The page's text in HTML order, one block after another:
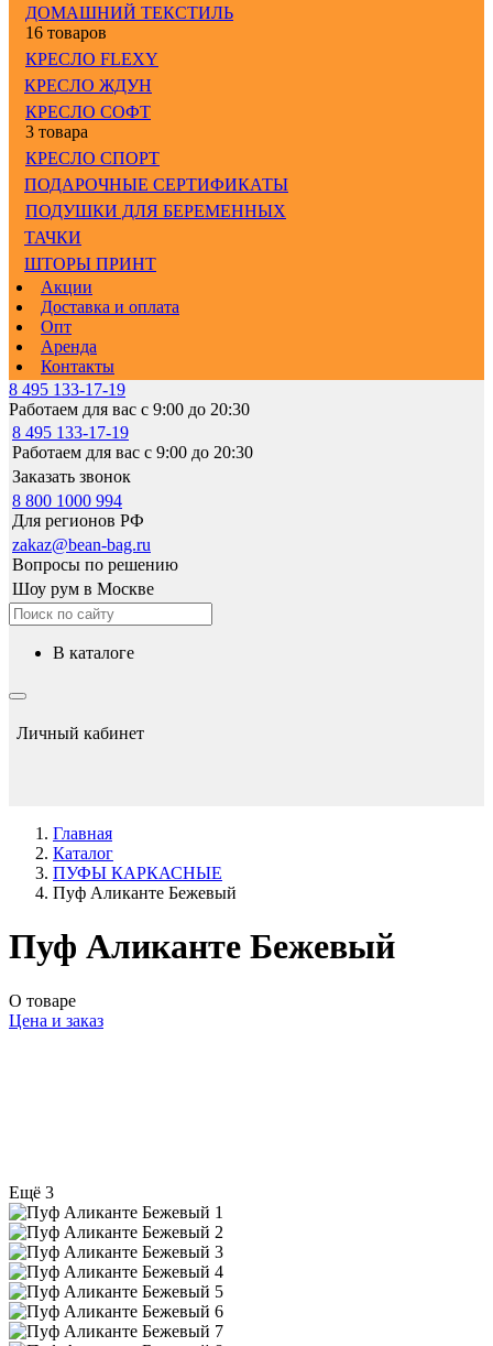
ДОМАШНИЙ ТЕКСТИЛЬ
16 товаров
КРЕСЛО FLEXY
КРЕСЛО ЖДУН
КРЕСЛО СОФТ
3 товара
КРЕСЛО СПОРТ
ПОДАРОЧНЫЕ СЕРТИФИКАТЫ
ПОДУШКИ ДЛЯ БЕРЕМЕННЫХ
ТАЧКИ
ШТОРЫ ПРИНТ
Акции
Доставка и оплата
Опт
Аренда
Контакты
8 495 133-17-19
Работаем для вас с 9:00 до 20:30
8 495 133-17-19
Работаем для вас с 9:00 до 20:30
Заказать звонок
8 800 1000 994
Для регионов РФ
zakaz@bean-bag.ru
Вопросы по решению
Шоу рум в Москве
в каталоге
Личный кабинет
Главная
Каталог
ПУФЫ КАРКАСНЫЕ
Пуф Аликанте Бежевый
Пуф Аликанте Бежевый
О товаре
Цена и заказ
Ещё 3